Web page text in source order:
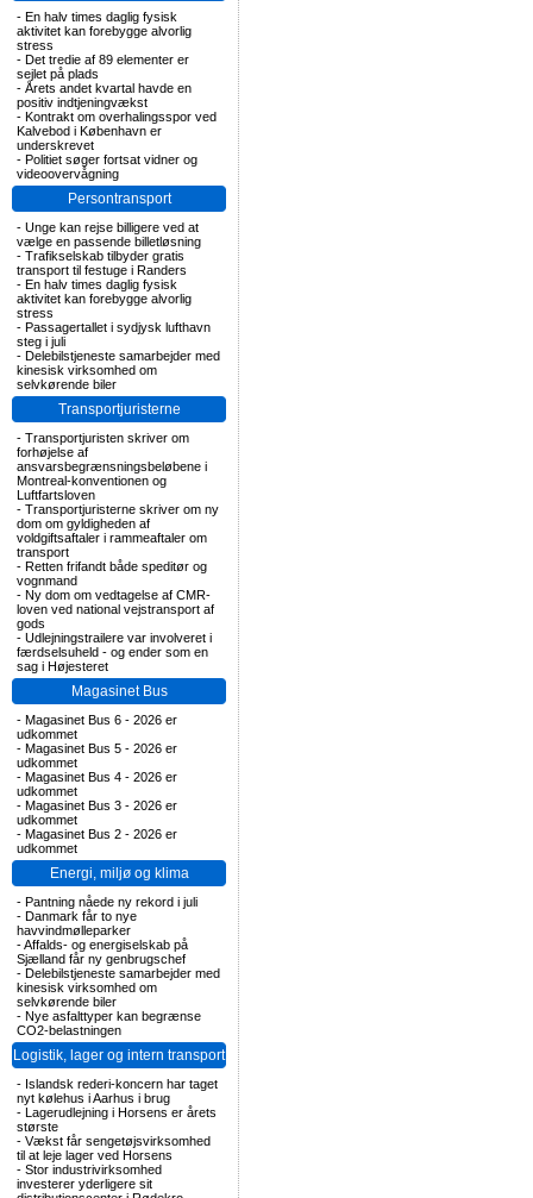
- En halv times daglig fysisk
aktivitet kan forebygge alvorlig
stress
- Det tredie af 89 elementer er
sejlet på plads
- Årets andet kvartal havde en
positiv indtjeningvækst
- Kontrakt om overhalingsspor ved
Kalvebod i København er
underskrevet
- Politiet søger fortsat vidner og
videoovervågning
Persontransport
- Unge kan rejse billigere ved at
vælge en passende billetløsning
- Trafikselskab tilbyder gratis
transport til festuge i Randers
- En halv times daglig fysisk
aktivitet kan forebygge alvorlig
stress
- Passagertallet i sydjysk lufthavn
steg i juli
- Delebilstjeneste samarbejder med
kinesisk virksomhed om
selvkørende biler
Transportjuristerne
- Transportjuristen skriver om
forhøjelse af
ansvarsbegrænsningsbeløbene i
Montreal-konventionen og
Luftfartsloven
- Transportjuristerne skriver om ny
dom om gyldigheden af
voldgiftsaftaler i rammeaftaler om
transport
- Retten frifandt både speditør og
vognmand
- Ny dom om vedtagelse af CMR-
loven ved national vejstransport af
gods
- Udlejningstrailere var involveret i
færdselsuheld - og ender som en
sag i Højesteret
Magasinet Bus
- Magasinet Bus 6 - 2026 er
udkommet
- Magasinet Bus 5 - 2026 er
udkommet
- Magasinet Bus 4 - 2026 er
udkommet
- Magasinet Bus 3 - 2026 er
udkommet
- Magasinet Bus 2 - 2026 er
udkommet
Energi, miljø og klima
- Pantning nåede ny rekord i juli
- Danmark får to nye
havvindmølleparker
-Affalds- og energiselskab på
Sjælland får ny genbrugschef
- Delebilstjeneste samarbejder med
kinesisk virksomhed om
selvkørende biler
- Nye asfalttyper kan begrænse
CO2-belastningen
Logistik, lager og intern transport
- Islandsk rederi-koncern har taget
nyt kølehus i Aarhus i brug
- Lagerudlejning i Horsens er årets
største
- Vækst får sengetøjsvirksomhed
til at leje lager ved Horsens
- Stor industrivirksomhed
investerer yderligere sit